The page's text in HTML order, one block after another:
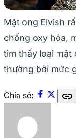
Mật ong Elvish
chống oxy hóa,
tìm thấy loại mật
thường bởi mức
Chia sẻ: link